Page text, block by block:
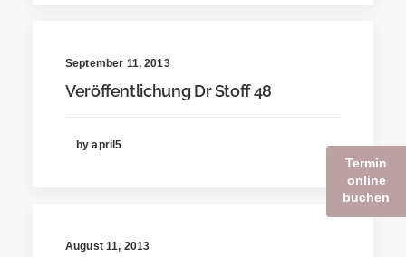
September 11, 2013
Veröffentlichung Dr Stoff 48
by april5
August 11, 2013
Termin
online
buchen